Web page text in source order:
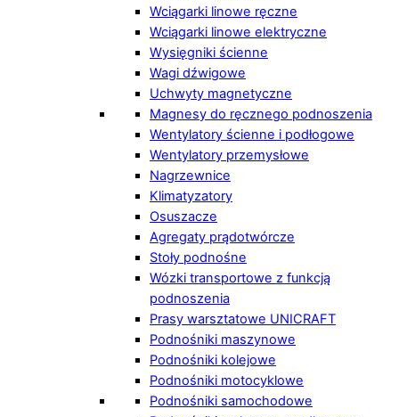
Wciągarki linowe ręczne
Wciągarki linowe elektryczne
Wysięgniki ścienne
Wagi dźwigowe
Uchwyty magnetyczne
Magnesy do ręcznego podnoszenia
Wentylatory ścienne i podłogowe
Wentylatory przemysłowe
Nagrzewnice
Klimatyzatory
Osuszacze
Agregaty prądotwórcze
Stoły podnośne
Wózki transportowe z funkcją
podnoszenia
Prasy warsztatowe UNICRAFT
Podnośniki maszynowe
Podnośniki kolejowe
Podnośniki motocyklowe
Podnośniki samochodowe